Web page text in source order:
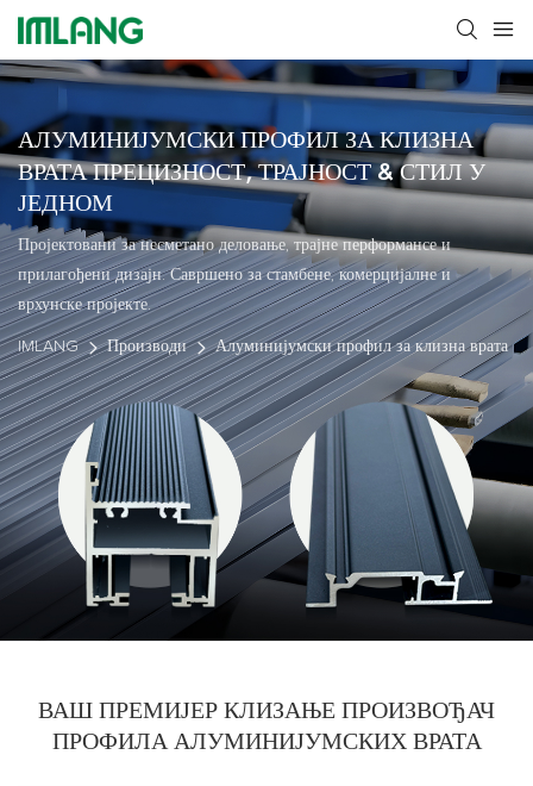
АЛУМИНИЈУМСКИ ПРОФИЛ ЗА КЛИЗНА
ВРАТАПРЕЦИЗНОСТ, ТРАЈНОСТ & СТИЛ У
ЈЕДНОМ
Пројектовани за несметано деловање, трајне перформансе и
прилагођени дизајн. Савршено за стамбене, комерцијалне и
врхунске пројекте.
IMLANG Производи Алуминијумски профил за клизна врата
ВАШ ПРЕМИЈЕР КЛИЗАЊЕ ПРОИЗВОЂАЧ
ПРОФИЛА АЛУМИНИЈУМСКИХ ВРАТА